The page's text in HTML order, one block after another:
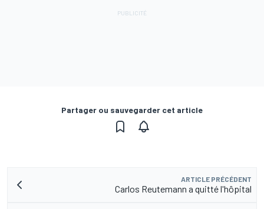
Partager ou sauvegarder cet article
ARTICLE PRÉCÉDENT
Carlos Reutemann a quitté l'hôpital